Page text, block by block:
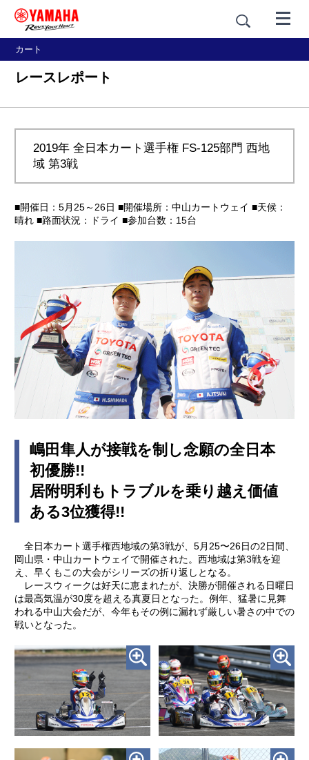
カート
レースレポート
2019年 全日本カート選手権 FS-125部門 西地
域 第3戦
■開催日：5月25～26日 ■開催場所：中山カートウェイ ■天候：
晴れ ■路面状況：ドライ ■参加台数：15台
嶋田隼人が接戦を制し念願の全日本
初優勝!!
居附明利もトラブルを乗り越え価値
ある3位獲得!!
全日本カート選手権西地域の第3戦が、5月25〜26日の2日間、
岡山県・中山カートウェイで開催された。西地域は第3戦を迎
え、早くもこの大会がシリーズの折り返しとなる。
レースウィークは好天に恵まれたが、決勝が開催される日曜日
は最高気温が30度を超える真夏日となった。例年、猛暑に見舞
われる中山大会だが、今年もその例に漏れず厳しい暑さの中での
戦いとなった。